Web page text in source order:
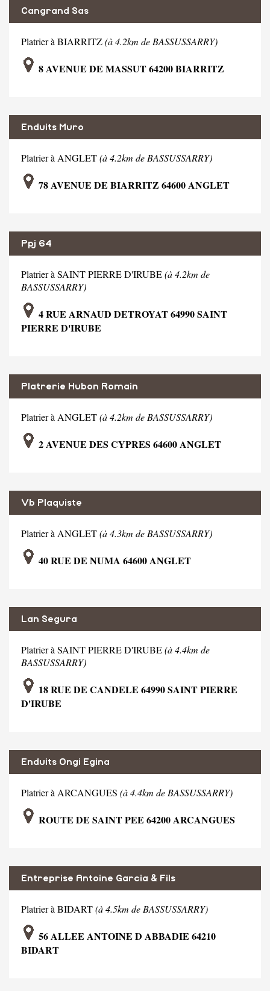
Cangrand Sas
Platrier à BIARRITZ(à 4.2km de BASSUSSARRY)
8 AVENUE DE MASSUT 64200 BIARRITZ
Enduits Muro
Platrier à ANGLET(à 4.2km de BASSUSSARRY)
78 AVENUE DE BIARRITZ 64600 ANGLET
Ppj 64
Platrier à SAINT PIERRE D'IRUBE(à 4.2km de
BASSUSSARRY)
4 RUE ARNAUD DETROYAT 64990 SAINT
PIERRE D'IRUBE
Platrerie Hubon Romain
Platrier à ANGLET(à 4.2km de BASSUSSARRY)
2 AVENUE DES CYPRES 64600 ANGLET
Vb Plaquiste
Platrier à ANGLET(à 4.3km de BASSUSSARRY)
40 RUE DE NUMA 64600 ANGLET
Lan Segura
Platrier à SAINT PIERRE D'IRUBE(à 4.4km de
BASSUSSARRY)
18 RUE DE CANDELE 64990 SAINT PIERRE
D'IRUBE
Enduits Ongi Egina
Platrier à ARCANGUES (à 4.4km de BASSUSSARRY)
ROUTE DE SAINT PEE 64200 ARCANGUES
Entreprise Antoine Garcia & Fils
Platrier à BIDART(à 4.5km de BASSUSSARRY)
56 ALLEE ANTOINE D ABBADIE 64210
BIDART